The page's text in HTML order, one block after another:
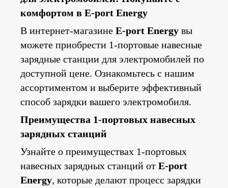
комфортом в E-port Energy
В интернет-магазине E-port Energy вы
можете приобрести 1-портовые навесные
зарядные станции для электромобилей по
доступной цене. Ознакомьтесь с нашим
ассортиментом и выберите эффективный
способ зарядки вашего электромобиля.
Преимущества 1-портовых навесных
зарядных станций
Узнайте о преимуществах 1-портовых
навесных зарядных станций от E-port
Energy, которые делают процесс зарядки